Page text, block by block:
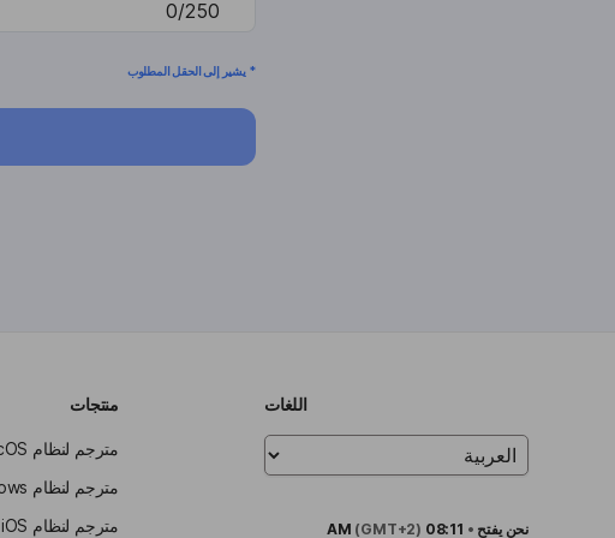
0/250
* يشير إلى الحقل المطلوب
اللغات
نحنيفتح •
08:11 AM
(GMT+2)
منتجات
مترجم لنظام MacOS
مترجم لنظام Windows
مترجم لنظام iOS